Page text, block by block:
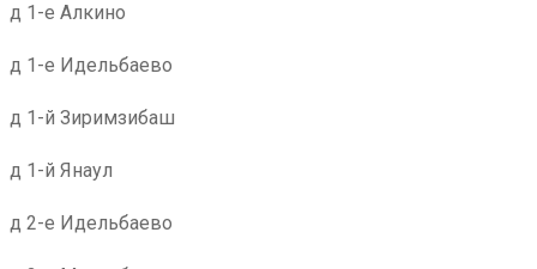
д 1-е Алкино
д 1-е Идельбаево
д 1-й Зиримзибаш
д 1-й Янаул
д 2-е Идельбаево